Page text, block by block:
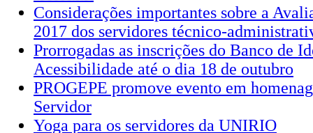
Considerações importantes sobre a
2017 dos servidores técnico-
Prorrogadas as inscrições do Banco de
Acessibilidade até o dia 18 de outubro
PROGEPE promove evento em
Servidor
Yoga para os servidores da UNIRIO